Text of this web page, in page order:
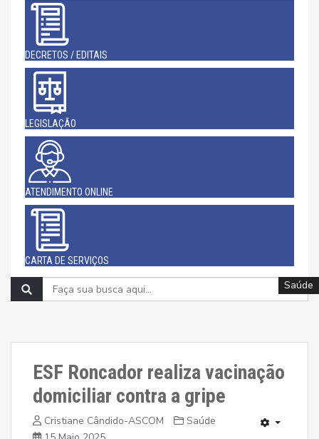
DECRETOS / EDITAIS
LEGISLAÇÃO
ATENDIMENTO ONLINE
CARTA DE SERVIÇOS
ESF Roncador realiza vacinação
domiciliar contra a gripe
Cristiane Cândido-ASCOM
Saúde
Saúde
Saúde
Saúde
Saúde
Saúde
Saúde
Saúde
Saúde
Saúde